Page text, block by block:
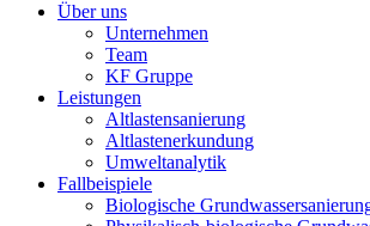
Über uns
Unternehmen
Team
KF Gruppe
Leistungen
Altlastensanierung
Altlastenerkundung
Umweltanalytik
Fallbeispiele
Biologische